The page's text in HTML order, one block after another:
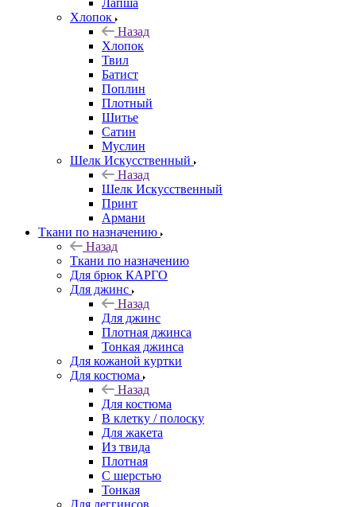
Лапша
Хлопок
Назад
Хлопок
Твил
Батист
Поплин
Плотный
Шитье
Сатин
Муслин
Шелк Искусственный
Назад
Шелк Искусственный
Принт
Армани
Ткани по назначению
Назад
Ткани по назначению
Для брюк КАРГО
Для джинс
Назад
Для джинс
Плотная джинса
Тонкая джинса
Для кожаной куртки
Для костюма
Назад
Для костюма
В клетку / полоску
Для жакета
Из твида
Плотная
С шерстью
Тонкая
Для леггинсов